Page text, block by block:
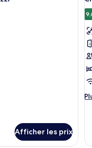
Afficher les prix
la